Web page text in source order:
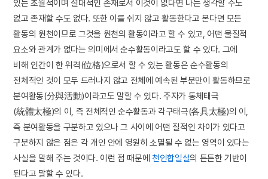
있는 초월적이며 절대적인 존재로서 이것이 없다면 나는 생각할 수도
없고 존재할 수도 없다. 또한 이를 쉬지 않고 활동한다고 본다면 모든
활동의 원천이므로 그것을 원천의 활동이라고 할 수 있고, 어떤 물질적
요소와 관계가 없다는 의미에서 순수활동이라고도 할 수 있다. 그에
비해 인간이 한 위격(位格)으로서 할 수 있는 활동은 순수활동의
전체적인 것이 모두 드러나지 않고 전체에 예속된 부분만이 활동하므로
분여활동(分與活動)이라고도 말할 수 있다. 주자가 통체태극
(統體太極)의 이, 즉 전체적인 순수활동과 각구태극(各具太極)의 이,
즉 분여활동을 구분하고 있으나 그 사이에 어떤 질적인 차이가 있다고
구분하지 않은 점은 각 개인 안에 영원히 소멸될 수 없는 영역이 있다는
사실을 말해 주는 것이다. 이런 점 때문에천인합일설의 튼튼한 기반이
된다고 말할 수 있다.